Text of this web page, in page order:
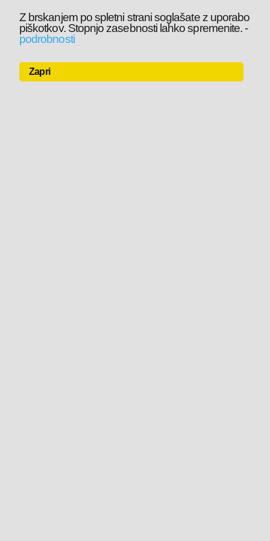
Z brskanjem po spletni strani soglašate z uporabo
piškotkov. Stopnjo zasebnosti lahko spremenite.-
podrobnosti
Zapri